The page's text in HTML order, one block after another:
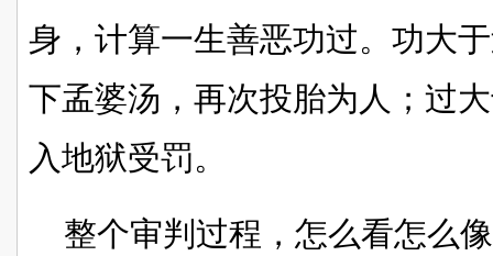
身，计算一生善恶功过。功大
下孟婆汤，再次投胎为人；过
入地狱受罚。
整个审判过程，怎么看怎么